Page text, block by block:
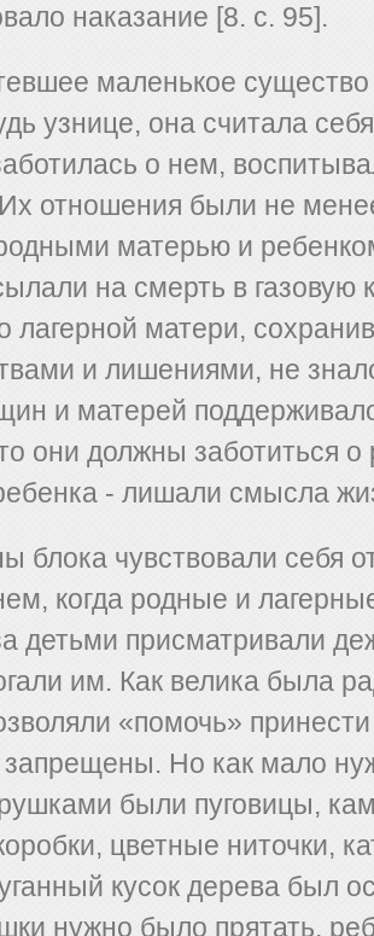
наказание [8. с. 95].
маленькое
узнице, она считала
о нем,
отношения были не
матерью и
на смерть в газовую
лагерной матери,
и лишениями, не
и матерей
они должны заботиться о
- лишали смысла
блока чувствовали себя
когда родные и
детьми присматривали
им. Как велика была
«помочь»
Но как мало
были пуговицы,
цветные ниточки,
кусок дерева был
нужно было прятать,